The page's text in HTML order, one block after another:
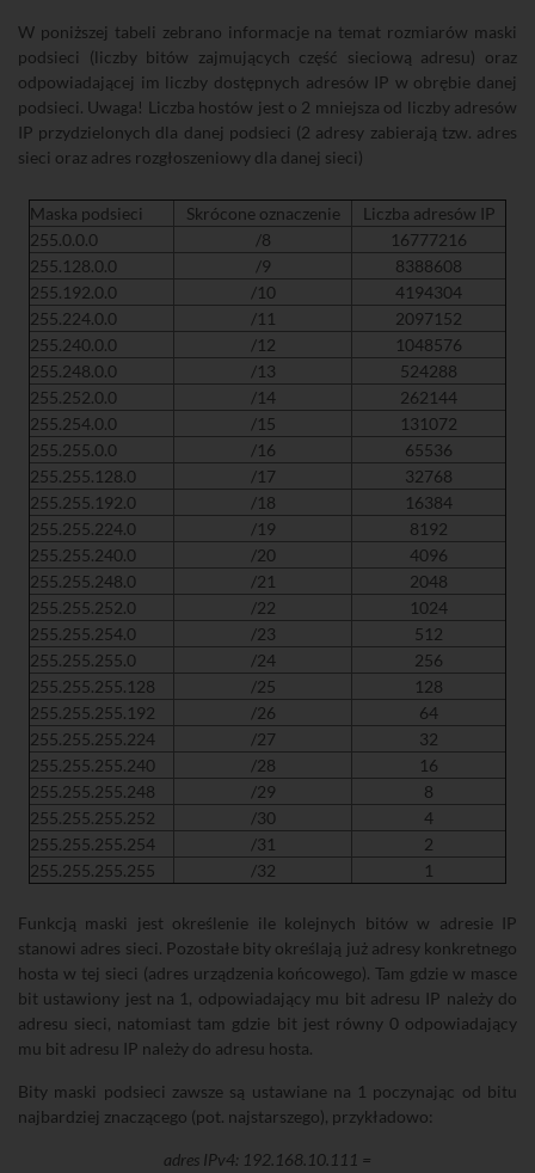
W poniższej tabeli zebrano informacje na temat rozmiarów maski
podsieci (liczby bitów zajmujących część sieciową adresu) oraz
odpowiadającej im liczby dostępnych adresów IP w obrębie danej
podsieci. Uwaga! Liczba hostów jest o 2 mniejsza od liczby adresów
IP przydzielonych dla danej podsieci (2 adresy zabierają tzw. adres
sieci oraz adres rozgłoszeniowy dla danej sieci)
Maska podsieci Skrócone oznaczenie
Liczba adresów IP
255.0.0.0
/8
16777216
255.128.0.0
/9
8388608
255.192.0.0
/10
4194304
255.224.0.0
/11
2097152
255.240.0.0
/12
1048576
255.248.0.0
/13
524288
255.252.0.0
/14
262144
255.254.0.0
/15
131072
255.255.0.0
/16
65536
255.255.128.0
/17
32768
255.255.192.0
/18
16384
255.255.224.0
/19
8192
255.255.240.0
/20
4096
255.255.248.0
/21
2048
255.255.252.0
/22
1024
255.255.254.0
/23
512
255.255.255.0
/24
256
255.255.255.128
/25
128
255.255.255.192
/26
64
255.255.255.224
/27
32
255.255.255.240
/28
16
255.255.255.248
/29
8
255.255.255.252
/30
4
255.255.255.254
/31
2
255.255.255.255
/32 1
Funkcją maski jest określenie ile kolejnych bitów w adresie IP
stanowi adres sieci. Pozostałe bity określają już adresy konkretnego
hosta w tej sieci (adres urządzenia końcowego). Tam gdzie w masce
bit ustawiony jest na 1, odpowiadający mu bit adresu IP należy do
adresu sieci, natomiast tam gdzie bit jest równy 0 odpowiadający
mu bit adresu IP należy do adresu hosta.
Bity maski podsieci zawsze są ustawiane na 1 poczynając od bitu
najbardziej znaczącego (pot. najstarszego), przykładowo:
adres IPv4: 192.168.10.111 =